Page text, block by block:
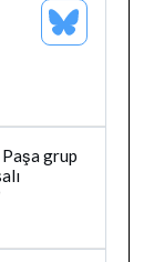
Bluesky
Profilini
grup